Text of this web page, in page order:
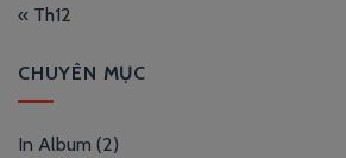
« Th12
CHUYÊN MỤC
In Album (2)